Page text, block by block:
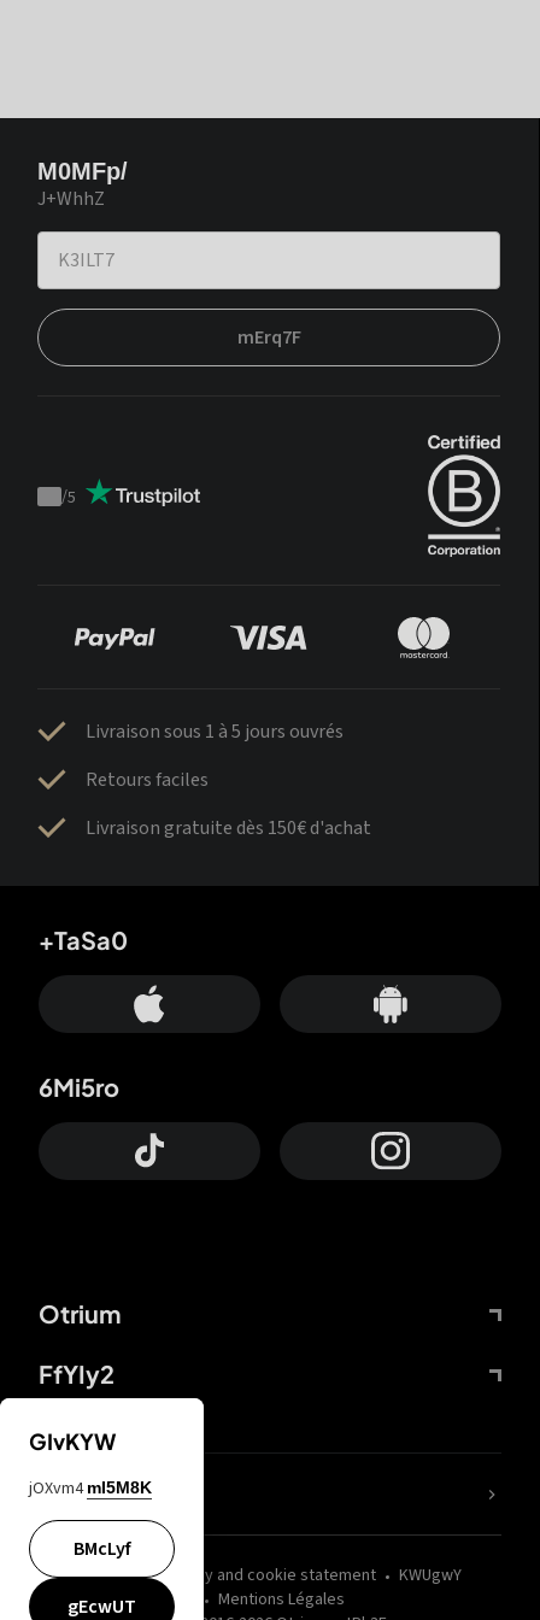
M0MFp/
J+WhhZ
mErq7F
Trustpilot
/5
Livraison sous 1 à 5 jours ouvrés
Retours faciles
Livraison gratuite dès 150€ d'achat
Otrium
FfYIy2
+TaSa0
6Mi5ro
wZQPfd Privacy and cookie statement
KWUgwY
Mentions Légales
nLC6tu
GIvKYW
jOXvm4 mI5M8K
BMcLyf
gEcwUT